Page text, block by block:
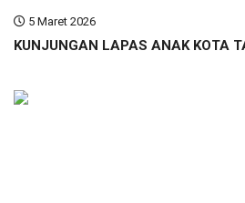
5 Maret 2026
KUNJUNGAN LAPAS ANAK KOTA